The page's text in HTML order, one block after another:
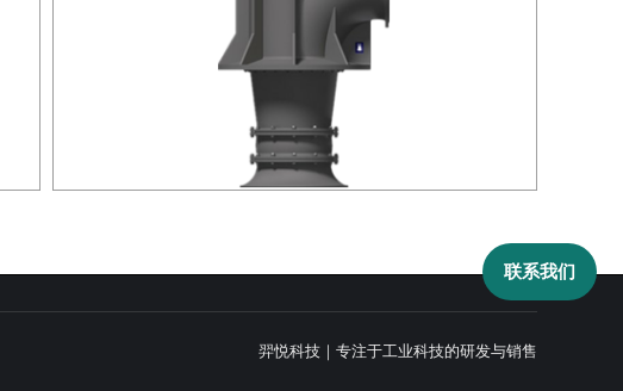
羿悦科技｜专注于工业科技的研发与销售
联系我们